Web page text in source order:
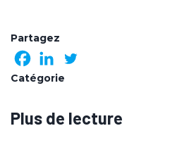
Partagez
Catégorie
Plus de lecture